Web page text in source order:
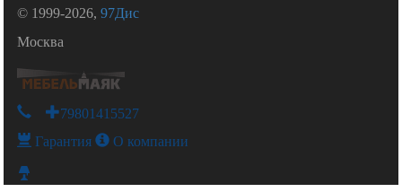
© 1999-2026,97Дис
Москва
+79801415527
Гарантия О компании